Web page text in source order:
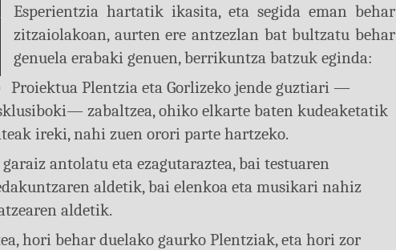
Esperientzia hartatik ikasita, eta segida eman behar
zitzaiolakoan, aurten ere antzezlan bat bultzatu behar
genuela erabaki genuen, berrikuntza batzuk eginda:
Proiektua Plentzia eta Gorlizeko jende guztiari —
zabaltzea, ohiko elkarte baten kudeaketatik
ireki, nahi zuen orori parte hartzeko.
antolatu eta ezagutaraztea, bai testuaren
aldetik, bai elenkoa eta musikari nahiz
aldetik.
hori behar duelako gaurko Plentziak, eta hori zor